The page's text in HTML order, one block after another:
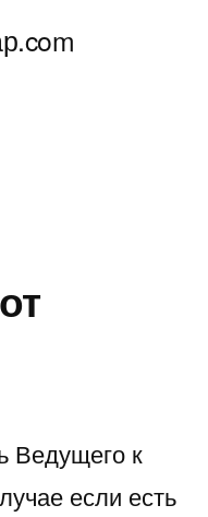
Ведущего к
если есть